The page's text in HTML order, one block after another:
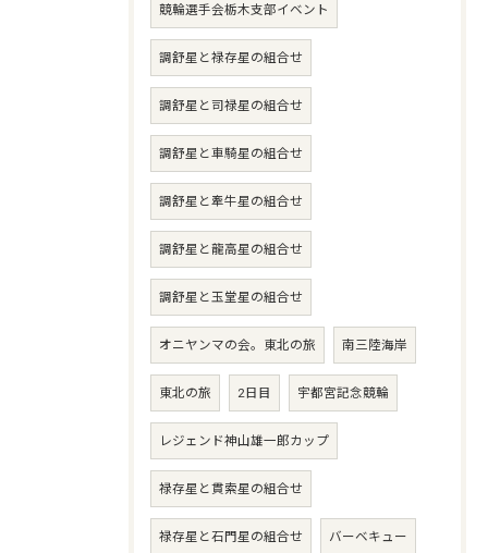
競輪選手会栃木支部イベント
調舒星と禄存星の組合せ
調舒星と司禄星の組合せ
調舒星と車騎星の組合せ
調舒星と牽牛星の組合せ
調舒星と龍高星の組合せ
調舒星と玉堂星の組合せ
オニヤンマの会。東北の旅 南三陸海岸
東北の旅 2日目 宇都宮記念競輪
レジェンド神山雄一郎カップ
禄存星と貫索星の組合せ
禄存星と石門星の組合せ バーベキュー